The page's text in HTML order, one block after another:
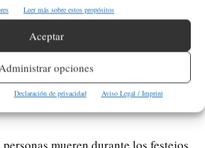
Leer más sobre estos propósitos
Aceptar
opciones
Declaración de privacidad Aviso Legal / Imprint
designa al Cártel de Juárez y a
como organizaciones
extranjeras
presenta denuncias penales por
relacionadas con ICE